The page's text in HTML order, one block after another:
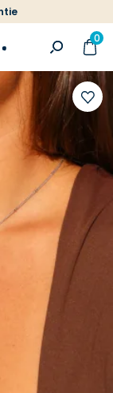
0
votre
liste